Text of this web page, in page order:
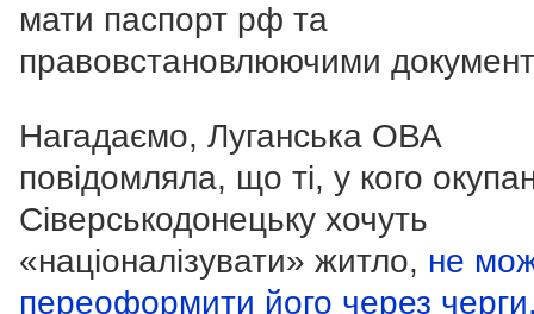
мати паспорт рф та
правовстановлюючими
Нагадаємо, Луганська ОВА
повідомляла, що ті, у кого
Сіверськодонецьку хочуть
«націоналізувати» житло, не
переоформити його через